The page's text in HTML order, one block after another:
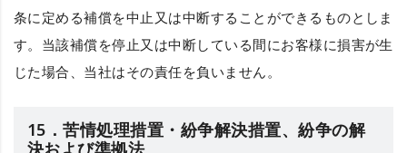
条に定める補償を中止又は中断することができるものとしま
す。当該補償を停止又は中断している間にお客様に損害が生
じた場合、当社はその責任を負いません。
15．苦情処理措置・紛争解決措置、紛争の解
決および準拠法